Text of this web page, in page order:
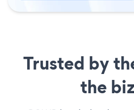
Trusted by
the